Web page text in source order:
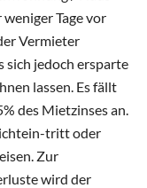
Tage vor
Vermieter
sich jedoch ersparte
lassen. Es fällt
des Mietzinses an.
tritt oder
Zur
wird der